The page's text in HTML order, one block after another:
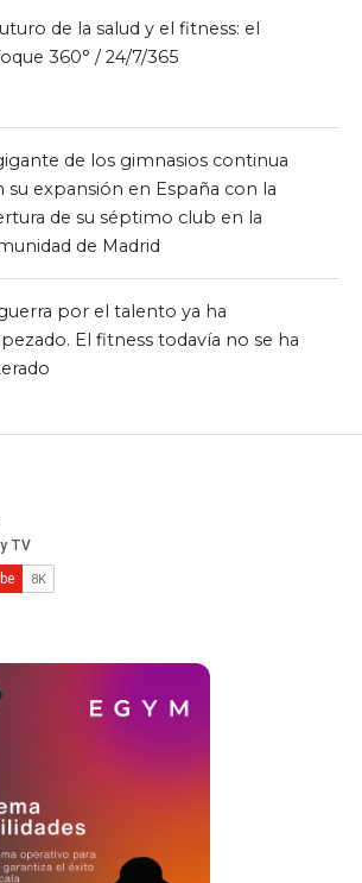
de la salud y el fitness: el
360° / 24/7/365
de los gimnasios continua
su expansión en España con la
de su séptimo club en la
de Madrid
por el talento ya ha
El fitness todavía no se ha